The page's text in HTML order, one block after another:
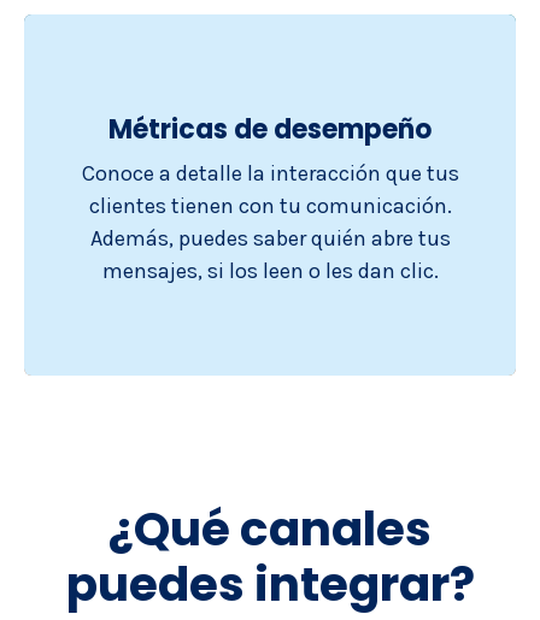
Métricas de desempeño
Conoce a detalle la interacción que tus
clientes tienen con tu comunicación.
Además, puedes saber quién abre tus
mensajes, si los leen o les dan clic.
¿Qué canales
puedes integrar?